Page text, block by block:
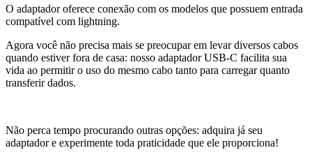
O adaptador oferece conexão com os modelos que possuem entrada
compatível com lightning.
Agora você não precisa mais se preocupar em levar diversos cabos
quando estiver fora de casa: nosso adaptador USB-C facilita sua
vida ao permitir o uso do mesmo cabo tanto para carregar quanto
transferir dados.
Não perca tempo procurando outras opções: adquira já seu
adaptador e experimente toda praticidade que ele proporciona!